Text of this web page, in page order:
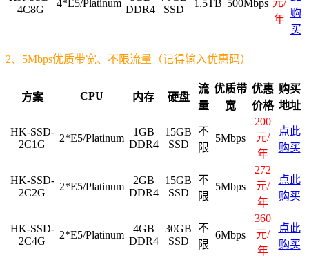
4C8G
4*E5/Platinum
DDR4
SSD
1.5TB 500Mbps 元/
年
购
买
2、5Mbps优质带宽、不限流量（记得输入优惠码）
方案 CPU 内存 硬盘
流
量
优质带
宽
优惠
价格
购买
地址
HK-SSD-
2C1G
2*E5/Platinum
1GB
DDR4
15GB
SSD
不
限
5Mbps
200
元/
年
点此
购买
HK-SSD-
2C2G
2*E5/Platinum
2GB
DDR4
15GB
SSD
不
限
5Mbps
272
元/
年
点此
购买
HK-SSD-
2C4G
2*E5/Platinum
4GB
DDR4
30GB
SSD
不
限
6Mbps
360
元/
年
点此
购买